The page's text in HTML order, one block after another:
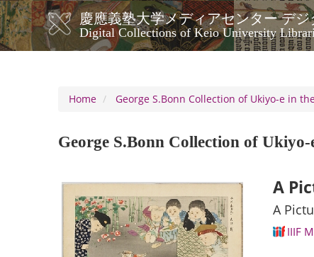
Skip
to
main
content
慶應義塾大学メディアセンター デ
Digital Collections of Keio University
メ
イ
ビ
シ
ン
Home George S.Bonn Collection of Ukiyo-e in
George S.Bonn Collection of
A
A
IIIF